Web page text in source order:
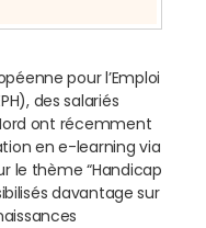
pour l’Emploi
des salariés
ont récemment
en e-learning via
le thème “Handicap
davantage sur